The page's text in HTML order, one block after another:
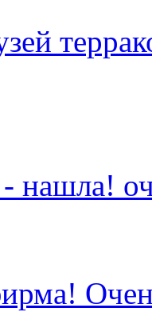
нашла!